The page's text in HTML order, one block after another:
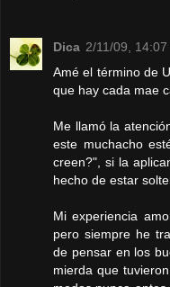
Dica 2/11/09, 14:07
Amé el término de
que hay cada mae
Me llamó la
este muchacho
creen?", si la
hecho de estar
Mi experiencia
pero siempre he
de pensar en los
mierda que